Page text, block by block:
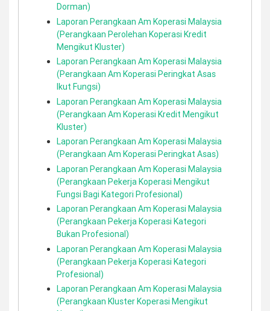
Dorman)
Laporan Perangkaan Am Koperasi Malaysia
(Perangkaan Perolehan Koperasi Kredit
Mengikut Kluster)
Laporan Perangkaan Am Koperasi Malaysia
(Perangkaan Am Koperasi Peringkat Asas
Ikut Fungsi)
Laporan Perangkaan Am Koperasi Malaysia
(Perangkaan Am Koperasi Kredit Mengikut
Kluster)
Laporan Perangkaan Am Koperasi Malaysia
(Perangkaan Am Koperasi Peringkat Asas)
Laporan Perangkaan Am Koperasi Malaysia
(Perangkaan Pekerja Koperasi Mengikut
Fungsi Bagi Kategori Profesional)
Laporan Perangkaan Am Koperasi Malaysia
(Perangkaan Pekerja Koperasi Kategori
Bukan Profesional)
Laporan Perangkaan Am Koperasi Malaysia
(Perangkaan Pekerja Koperasi Kategori
Profesional)
Laporan Perangkaan Am Koperasi Malaysia
(Perangkaan Kluster Koperasi Mengikut